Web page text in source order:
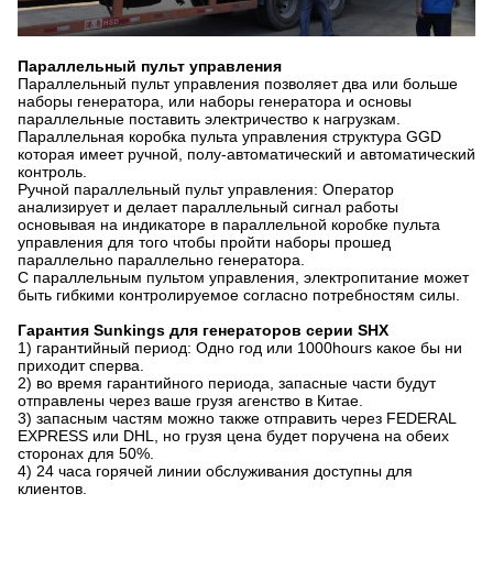
Параллельный пульт управления
Параллельный пульт управления позволяет два или больше
наборы генератора, или наборы генератора и основы
параллельные поставить электричество к нагрузкам.
Параллельная коробка пульта управления структура GGD
которая имеет ручной, полу-автоматический и автоматический
контроль.
Ручной параллельный пульт управления: Оператор
анализирует и делает параллельный сигнал работы
основывая на индикаторе в параллельной коробке пульта
управления для того чтобы пройти наборы прошед
параллельно параллельно генератора.
С параллельным пультом управления, электропитание может
быть гибкими контролируемое согласно потребностям силы.
Гарантия Sunkings для генераторов серии SHX
1) гарантийный период: Одно год или 1000hours какое бы ни
приходит сперва.
2) во время гарантийного периода, запасные части будут
отправлены через ваше грузя агенство в Китае.
3) запасным частям можно также отправить через FEDERAL
EXPRESS или DHL, но грузя цена будет поручена на обеих
сторонах для 50%.
4) 24 часа горячей линии обслуживания доступны для
клиентов.